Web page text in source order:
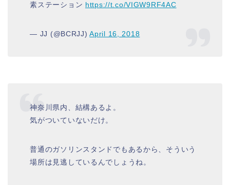
素ステーション https://t.co/VIGW9RF4AC
— JJ (@BCRJJ)April 16, 2018
神奈川県内、結構あるよ。
気がついていないだけ。
普通のガソリンスタンドでもあるから、そういう
場所は見逃しているんでしょうね。